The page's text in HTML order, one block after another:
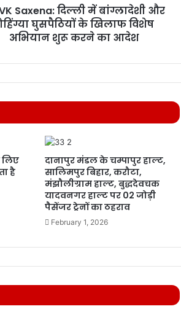
Saxena: दिल्ली में बांग्लादेशी और
घुसपैठियों के खिलाफ विशेष
अभियान शुरू करने का आदेश
है
दानापुर मंडल के चम्पापुर हाल्ट,
सालिमपुर बिहार, करौटा,
मंझौलीग्राम हाल्ट, बुद्धदेवचक
यादवनगर हाल्ट पर 02 जोड़ी
पैसेंजर ट्रेनों का ठहराव
February 1, 2026